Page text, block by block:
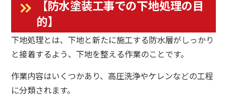
【防水塗装工事での下地処理の目
的】
下地処理とは、下地と新たに施工する防水層がしっかり
と接着するよう、下地を整える作業のことです。
作業内容はいくつかあり、高圧洗浄やケレンなどの工程
に分類されます。